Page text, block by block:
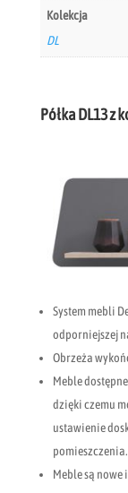
Półka DL13 z
System mebli
odporniejszej
Obrzeża
Meble
dzięki czemu
ustawienie
pomieszczenia.
Meble są
Kolekcja
DL